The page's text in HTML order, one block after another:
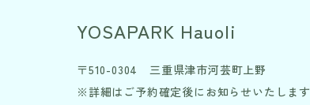
YOSAPARK Hauoli
〒510-0304 三重県津市河芸町上野
※詳細はご予約確定後にお知らせいたします